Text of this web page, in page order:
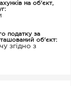
на об'єкт,
податку за
об'єкт:
згідно з